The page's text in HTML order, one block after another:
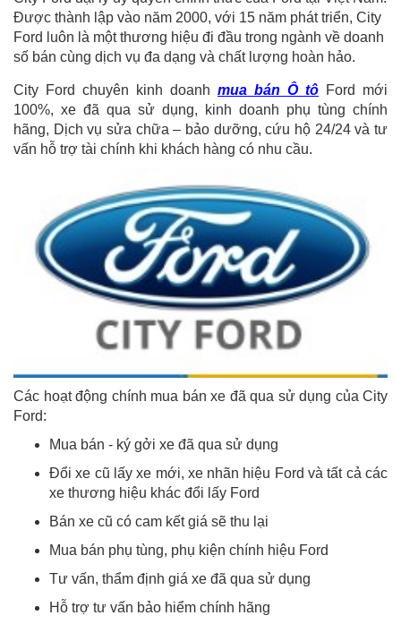
Được thành lập vào năm 2000, với 15 năm phát triển, City
Ford luôn là một thương hiệu đi đầu trong ngành về doanh
số bán cùng dịch vụ đa dạng và chất lượng hoàn hảo.
City Ford chuyên kinh doanh mua bán Ô tô Ford mới
100%, xe đã qua sử dụng, kinh doanh phụ tùng chính
hãng, Dịch vụ sửa chữa – bảo dưỡng, cứu hộ 24/24 và tư
vấn hỗ trợ tài chính khi khách hàng có nhu cầu.
Các hoạt động chính mua bán xe đã qua sử dụng của City
Ford:
Mua bán - ký gởi xe đã qua sử dụng
Đổi xe cũ lấy xe mới, xe nhãn hiệu Ford và tất cả các
xe thương hiệu khác đổi lấy Ford
Bán xe cũ có cam kết giá sẽ thu lại
Mua bán phụ tùng, phụ kiện chính hiệu Ford
Tư vấn, thẩm định giá xe đã qua sử dụng
Hỗ trợ tư vấn bảo hiểm chính hãng